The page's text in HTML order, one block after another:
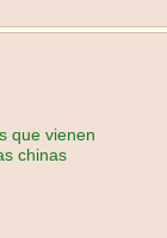
que vienen
chinas